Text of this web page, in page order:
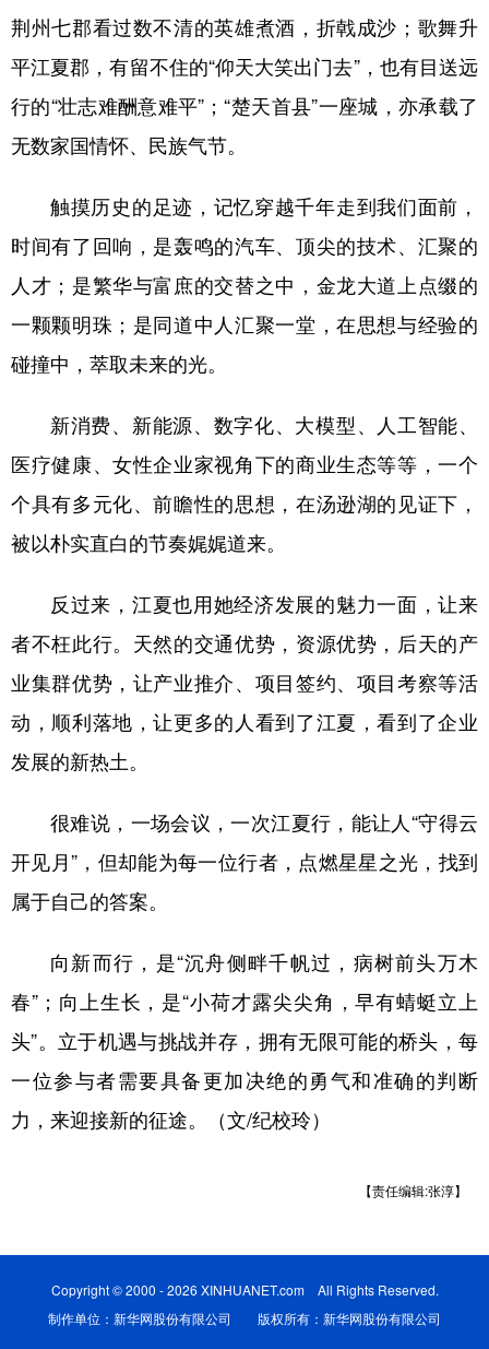
荆州七郡看过数不清的英雄煮酒，折戟成沙；歌舞升
平江夏郡，有留不住的“仰天大笑出门去”，也有目送远
行的“壮志难酬意难平”；“楚天首县”一座城，亦承载了
无数家国情怀、民族气节。
触摸历史的足迹，记忆穿越千年走到我们面前，
时间有了回响，是轰鸣的汽车、顶尖的技术、汇聚的
人才；是繁华与富庶的交替之中，金龙大道上点缀的
一颗颗明珠；是同道中人汇聚一堂，在思想与经验的
碰撞中，萃取未来的光。
新消费、新能源、数字化、大模型、人工智能、
医疗健康、女性企业家视角下的商业生态等等，一个
个具有多元化、前瞻性的思想，在汤逊湖的见证下，
被以朴实直白的节奏娓娓道来。
反过来，江夏也用她经济发展的魅力一面，让来
者不枉此行。天然的交通优势，资源优势，后天的产
业集群优势，让产业推介、项目签约、项目考察等活
动，顺利落地，让更多的人看到了江夏，看到了企业
发展的新热土。
很难说，一场会议，一次江夏行，能让人“守得云
开见月”，但却能为每一位行者，点燃星星之光，找到
属于自己的答案。
向新而行，是“沉舟侧畔千帆过，病树前头万木
春”；向上生长，是“小荷才露尖尖角，早有蜻蜓立上
头”。立于机遇与挑战并存，拥有无限可能的桥头，每
一位参与者需要具备更加决绝的勇气和准确的判断
力，来迎接新的征途。（文/纪校玲）
【责任编辑:张淳】
Copyright © 2000 - 2026 XINHUANET.com All Rights Reserved.
制作单位：新华网股份有限公司 版权所有：新华网股份有限公司